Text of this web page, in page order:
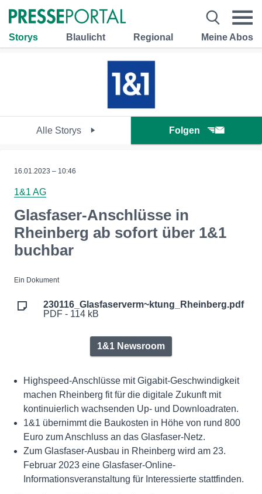
Storys Blaulicht Regional Meine Abos
Alle Storys Folgen
16.01.2023 – 10:46
1&1 AG
Glasfaser-Anschlüsse in
Rheinberg ab sofort über 1&1
buchbar
Ein Dokument
230116_Glasfaserverm~ktung_Rheinberg.pdf
PDF - 114 kB
1&1 Newsroom
Highspeed-Anschlüsse mit Gigabit-Geschwindigkeit
machen Rheinberg fit für die digitale Zukunft mit
kontinuierlich wachsenden Up- und Downloadraten.
1&1 übernimmt die Baukosten in Höhe von rund 800
Euro zum Anschluss an das Glasfaser-Netz.
Zum Glasfaser-Ausbau in Rheinberg wird am 23.
Februar 2023 eine Glasfaser-Online-
Informationsveranstaltung für Interessierte stattfinden.